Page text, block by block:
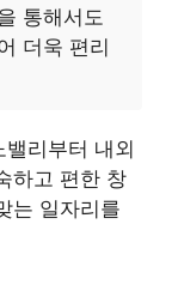
통해서도
더욱 편리
리부터 내외
하고 편한 창
는 일자리를